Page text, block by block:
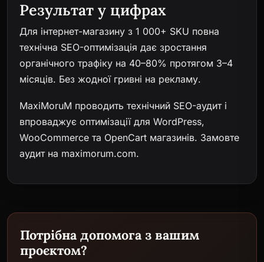
Результат у цифрах
Для інтернет-магазину з 1 000+ SKU повна
технічна SEO-оптимізація дає зростання
органічного трафіку на 40–80% протягом 3–4
місяців. Без жодної гривні на рекламу.
MaxiMoruM проводить технічний SEO-аудит і
впроваджує оптимізації для WordPress,
WooCommerce та OpenCart магазинів. Замовте
аудит на maximorum.com.
Потрібна допомога з вашим
проєктом?